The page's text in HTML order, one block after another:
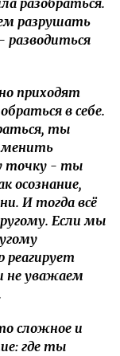
разобраться.
разрушать
разводиться
приходят
в себе.
ты
точку - ты
осознание,
И тогда всё
Если мы
реагирует
не уважаем
сложное и
где ты